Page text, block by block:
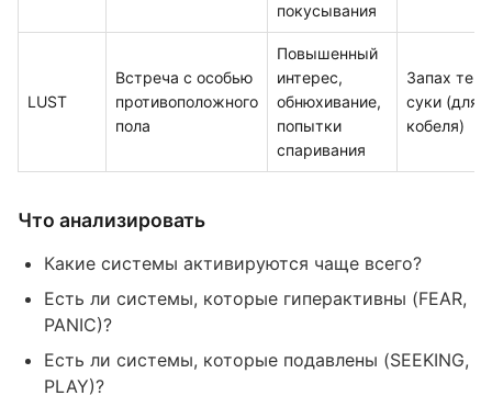
покусывания
LUST
Встреча с особью
противоположного
пола
Повышенный
интерес,
обнюхивание,
попытки
спаривания
Запах
суки (для
кобеля)
Что анализировать
Какие системы активируются чаще всего?
Есть ли системы, которые гиперактивны (FEAR,
PANIC)?
Есть ли системы, которые подавлены (SEEKING,
PLAY)?